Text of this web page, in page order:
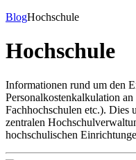
BlogHochschule
Hochschule
Informationen rund um den
Personalkostenkalkulation
Fachhochschulen etc.). Dies
zentralen
hochschulischen